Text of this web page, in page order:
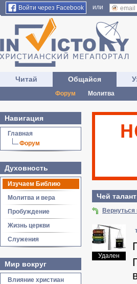
Войти через Facebook или
Читай Общайся
Форум Молитва
Навигация
Главная
Форум
Духовность
Изучаем Библию
Молитва и вера
Пробуждение
Жизнь церкви
Служения
Мир вокруг
Влияние христиан
Чей
Удален